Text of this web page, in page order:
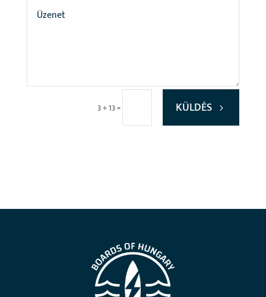
3 + 13= KÜLDÉS